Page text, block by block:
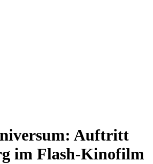
Auftritt
im Flash-Kinofilm